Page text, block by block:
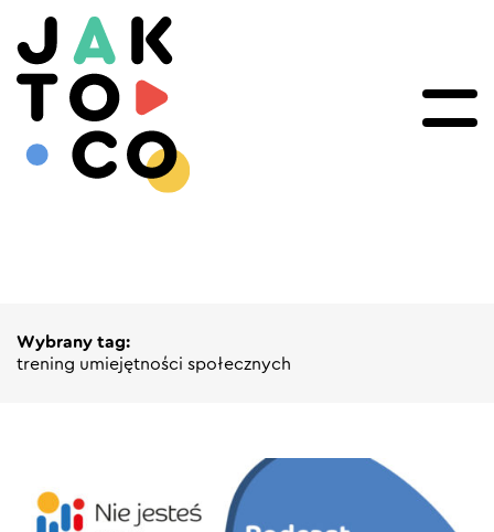
Wybrany tag:
trening umiejętności społecznych